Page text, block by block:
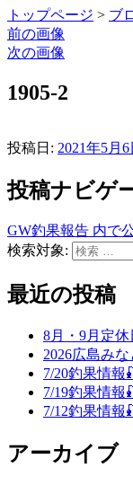
トップページ > ブ
前の画像
次の画像
1905-2
投稿日: 2021年5月6
投稿ナビゲ
GW釣果報告 内で
検索対象:
最近の投稿
8月・9月定
2026広島み
7/20釣果情報
7/19釣果情報
7/12釣果情報
アーカイブ